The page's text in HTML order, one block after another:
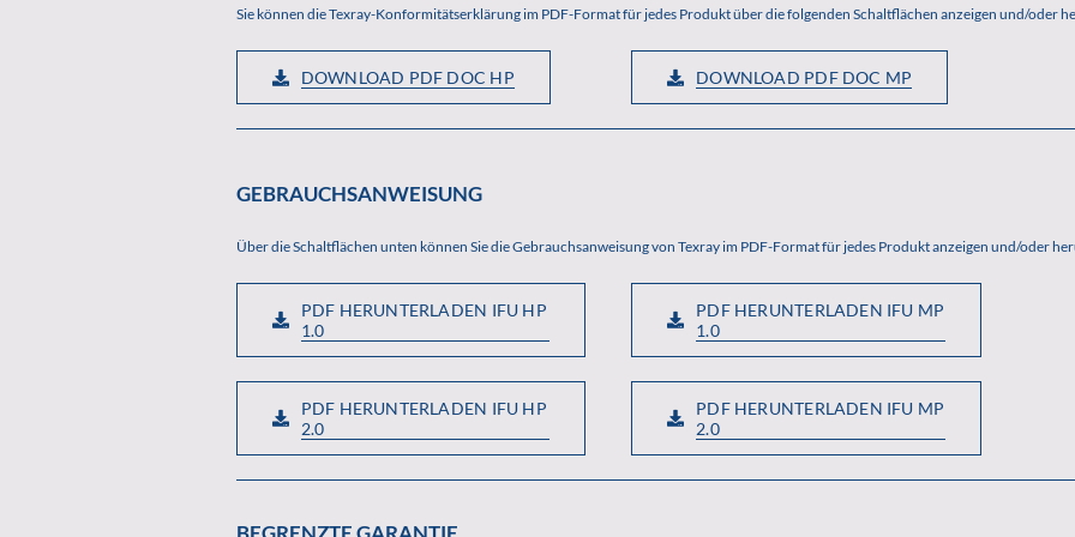
Sie können die Texray-Konformitätserklärung im PDF-Format für jedes Produkt über die folgenden Schaltflächen anzeigen und/oder
DOWNLOAD PDF DOC HP DOWNLOAD PDF DOC MP
GEBRAUCHSANWEISUNG
Über die Schaltflächen unten können Sie die Gebrauchsanweisung von Texray im PDF-Format für jedes Produkt anzeigen und/oder
PDF HERUNTERLADEN IFU HP
1.0
PDF HERUNTERLADEN IFU HP
2.0
PDF HERUNTERLADEN IFU MP
1.0
PDF HERUNTERLADEN IFU MP
2.0